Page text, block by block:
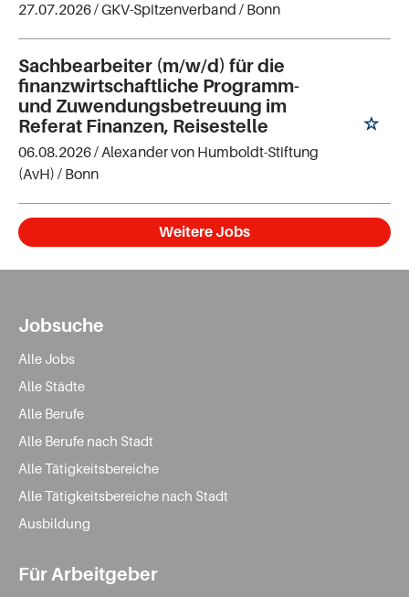
27.07.2026 /GKV-Spitzenverband / Bonn
Sachbearbeiter (m/w/d) für die
finanzwirtschaftliche Programm-
und Zuwendungsbetreuung im
Referat Finanzen, Reisestelle
06.08.2026 / Alexander von Humboldt-Stiftung
(AvH) / Bonn
Weitere Jobs
Jobsuche
Alle Jobs
Alle Städte
Alle Berufe
Alle Berufe nach Stadt
Alle Tätigkeitsbereiche
Alle Tätigkeitsbereiche nach Stadt
Ausbildung
Für Arbeitgeber